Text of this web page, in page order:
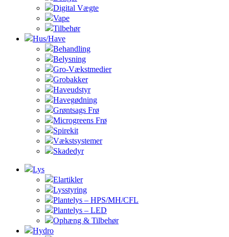
Digital Vægte
Vape
Tilbehør
Hus/Have
Behandling
Belysning
Gro-Vækstmedier
Grobakker
Haveudstyr
Havegødning
Grøntsags Frø
Microgreens Frø
Spirekit
Vækstsystemer
Skadedyr
Lys
Elartikler
Lysstyring
Plantelys – HPS/MH/CFL
Plantelys – LED
Ophæng & Tilbehør
Hydro